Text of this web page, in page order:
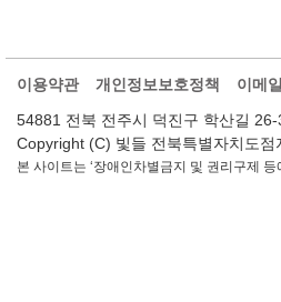
이용약관 개인정보보호정책
이메
54881 전북 전주시 덕진구 학산길
Copyright (C) 빛들 전북특별자치도
본 사이트는 ‘장애인차별금지 및 권리구제